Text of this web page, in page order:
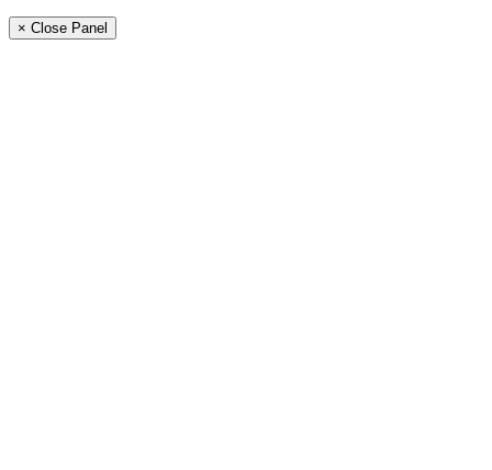
× Close Panel